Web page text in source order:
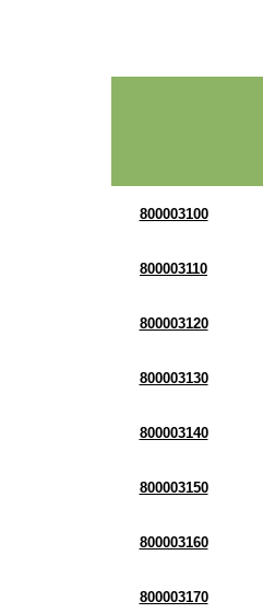
800003100
800003110
800003120
800003130
800003140
800003150
800003160
800003170